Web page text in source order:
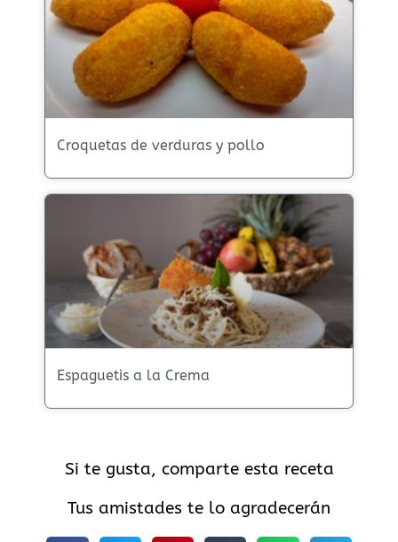
Croquetas de verduras y pollo
Espaguetis a la Crema
Si te gusta, comparte esta receta
Tus amistades te lo agradecerán